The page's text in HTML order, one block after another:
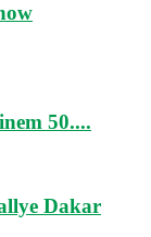
50....
Dakar